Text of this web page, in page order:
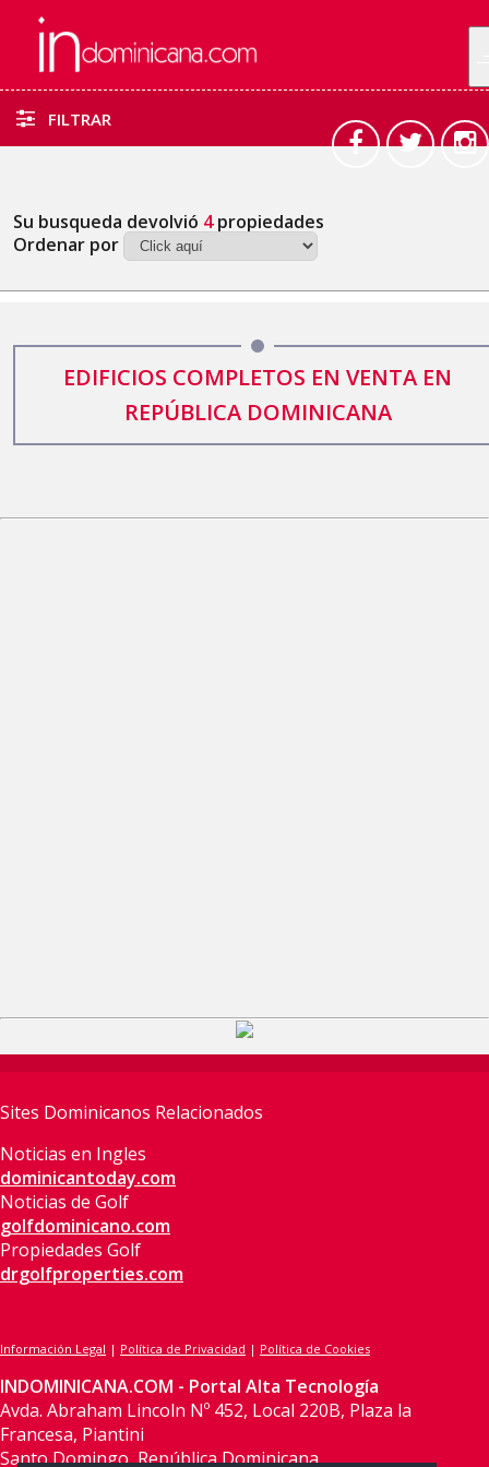
FILTRAR
Su busqueda devolvió 4propiedades
Ordenar por
EDIFICIOS COMPLETOS EN VENTA EN
REPÚBLICA DOMINICANA
Sites Dominicanos Relacionados
Noticias en Ingles
dominicantoday.com
Noticias de Golf
golfdominicano.com
Propiedades Golf
drgolfproperties.com
Información Legal | Política de Privacidad | Política de Cookies
INDOMINICANA.COM - Portal Alta Tecnología
Avda. Abraham Lincoln Nº 452, Local 220B, Plaza la
Francesa, Piantini
Santo Domingo, República Dominicana